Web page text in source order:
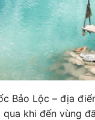
Bảo Lộc – địa
khi đến vùng